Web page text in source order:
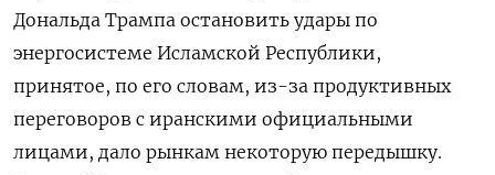
‌Дональда Трампа остановить удары по
энергосистеме Исламской Республики,
принятое, по его словам, из-за ​продуктивных
переговоров с иранскими официальными
лицами, дало рынкам некоторую ‌передышку.